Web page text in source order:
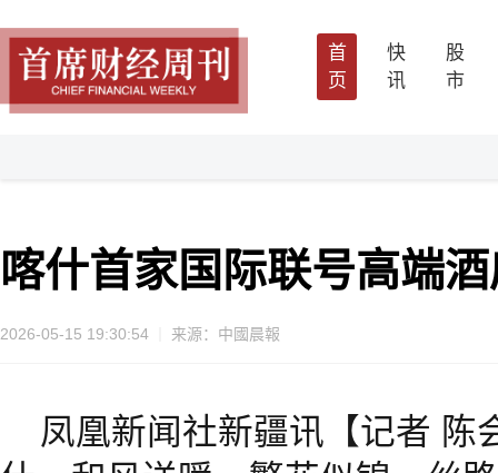
首
页
快
讯
股
市
喀什首家国际联号高端
2026-05-15 19:30:54 来源：中國晨報
凤凰新闻社新疆讯【记者 陈